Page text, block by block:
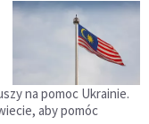
na pomoc Ukrainie.
aby pomóc